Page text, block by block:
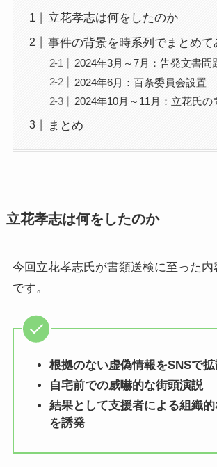
立花孝志は何をしたのか
事件の背景を時系列でまとめて
2024年3月～7月：告発文書問
2024年6月：百条委員会設置
2024年10月～11月：立花氏の
まとめ
立花孝志は何をしたのか
今回立花孝志氏が書類送検に至った内
です。
根拠のない虚偽情報をSNSで
自宅前での威嚇的な街頭演説
結果として支援者による組織
を誘発